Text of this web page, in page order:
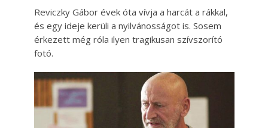
Reviczky Gábor évek óta vívja a harcát a rákkal,
és egy ideje kerüli a nyilvánosságot is. Sosem
érkezett még róla ilyen tragikusan szívszorító
fotó.